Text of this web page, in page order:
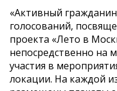
«Активный
голосований,
проекта «Лето в
непосредственно на
участия в
локации. На каждой